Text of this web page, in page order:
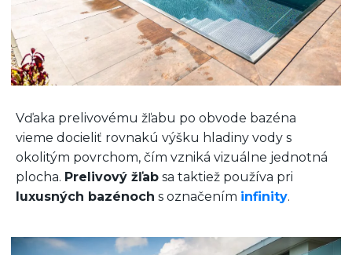
Vďaka prelivovému žľabu po obvode bazéna
vieme docieliť rovnakú výšku hladiny vody s
okolitým povrchom, čím vzniká vizuálne jednotná
plocha. Prelivový žľab sa taktiež používa pri
luxusných bazénoch s označením infinity.